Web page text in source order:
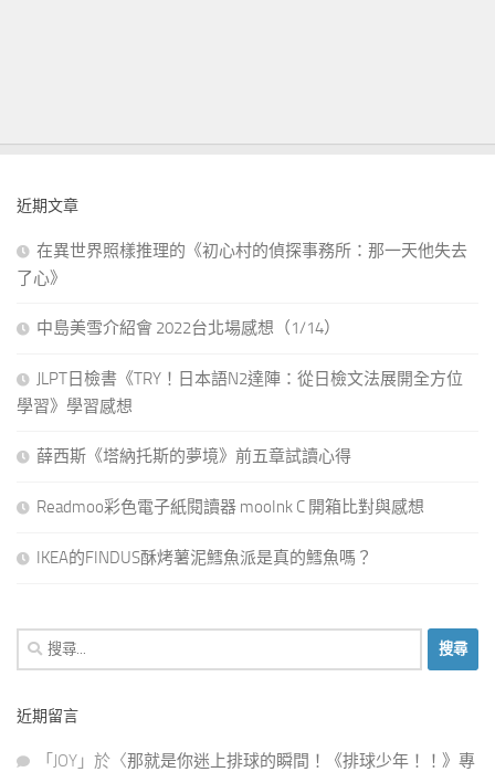
近期文章
在異世界照樣推理的《初心村的偵探事務所：那一天他失去
了心》
中島美雪介紹會 2022台北場感想（1/14）
JLPT日檢書《TRY！日本語N2達陣：從日檢文法展開全方位
學習》學習感想
薛西斯《塔納托斯的夢境》前五章試讀心得
Readmoo彩色電子紙閱讀器 mooInk C 開箱比對與感想
IKEA的FINDUS酥烤薯泥鱈魚派是真的鱈魚嗎？
搜
尋
鍵
近期留言
「 JOY 」於〈那就是你迷上排球的瞬間！《排球少年！！》專